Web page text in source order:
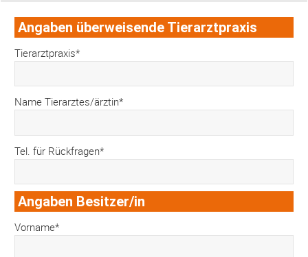
Angaben überweisende Tierarztpraxis
Tierarztpraxis*
Name Tierarztes/ärztin*
Tel. für Rückfragen*
Angaben Besitzer/in
Vorname*